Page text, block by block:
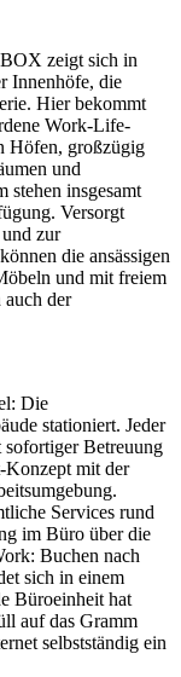
zeigt sich in
Innenhöfe, die
Hier bekommt
Work-Life-
Höfen, großzügig
und
stehen insgesamt
Versorgt
zur
die ansässigen
und mit freiem
der
Die
stationiert. Jeder
Betreuung
mit der
Services rund
im Büro über die
Buchen nach
sich in einem
Büroeinheit hat
auf das Gramm
selbstständig ein